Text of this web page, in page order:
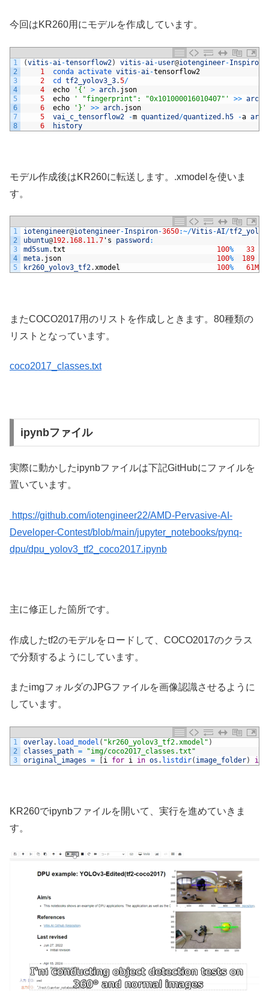
今回はKR260用にモデルを作成しています。
1
2
3
4
5
6
7
8
(vitis -ai -tensorflow2) vitis -ai -user@iotengineer-Inspiron
1
conda activate vitis -ai -tensorflow2
2
cd tf2_yolov3_3.5/
4
echo '{' > arch. json
5
echo ' "fingerprint": "0x101000016010407"' >> arch
6
echo '}' >> arch. json
5
vai_c_tensorflow2 -m quantized /quantized . h5 -a arch
6
history
モデル作成後はKR260に転送します。.xmodelを使いま
す。
1
2
3
4
5
iotengineer@iotengineer-Inspiron-3650:~/Vitis -AI/
ubuntu@192.168.11.7 ' s password :
md5sum.txt 100%
33
meta. json 100% 189
kr260_yolov3_tf2.xmodel 100% 61MB
またCOCO2017用のリストを作成しときます。80種類の
リストとなっています。
coco2017_classes.txt
ipynbファイル
実際に動かしたipynbファイルは下記GitHubにファイルを
置いています。
https://github.com/iotengineer22/AMD-Pervasive-AI-
Developer-Contest/blob/main/jupyter_notebooks/pynq-
dpu/dpu_yolov3_tf2_coco2017.ipynb
主に修正した箇所です。
作成したtf2のモデルをロードして、COCO2017のクラス
で分類するようにしています。
またimgフォルダのJPGファイルを画像認識させるように
しています。
1
2
3
overlay. load_model ( "kr260_yolov3_tf2.xmodel" )
classes_path =
"img/coco2017_classes.txt"
original_images = [i for i in os . listdir( image_folder) if
KR260でipynbファイルを開いて、実行を進めていきま
す。